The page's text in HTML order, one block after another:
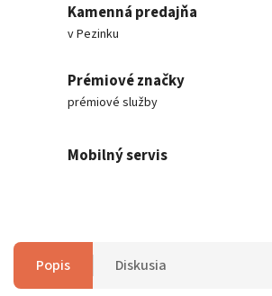
Kamenná predajňa
v Pezinku
Prémiové značky
prémiové služby
Mobilný servis
Popis Diskusia